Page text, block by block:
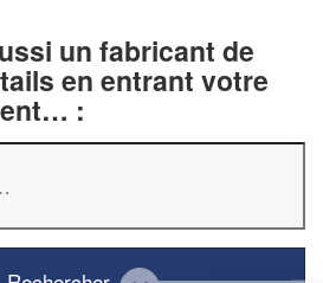
un fabricant de
en entrant votre
: